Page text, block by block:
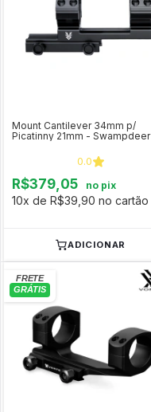
Mount Cantilever 34mm p/
Picatinny 21mm - Swampdeer
0.0
R$379,05 no pix
10x de R$39,90 no cartão
ADICIONAR